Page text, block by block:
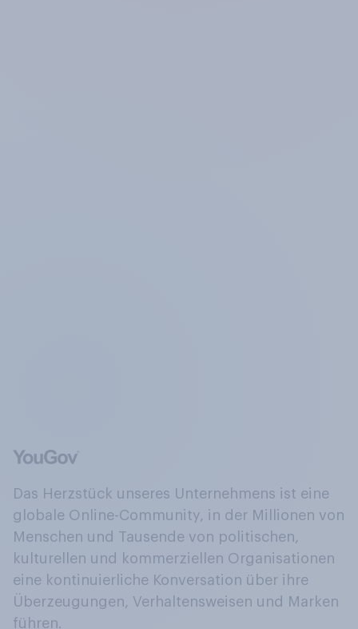
Das Herzstück unseres Unternehmens ist eine
globale Online-Community, in der Millionen von
Menschen und Tausende von politischen,
kulturellen und kommerziellen Organisationen
eine kontinuierliche Konversation über ihre
Überzeugungen, Verhaltensweisen und Marken
führen.